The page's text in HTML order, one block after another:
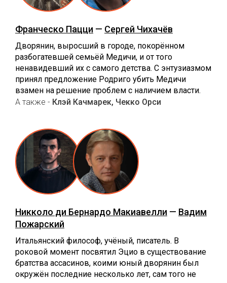
Франческо Пацци — Сергей Чихачёв
Дворянин, выросший в городе, покорённом
разбогатевшей семьёй Медичи, и от того
ненавидевший их с самого детства. С энтузиазмом
принял предложение Родриго убить Медичи
взамен на решение проблем с наличием власти.
А также - Клэй Качмарек, Чекко Орси
Никколо ди Бернардо Макиавелли — Вадим
Пожарский
Итальянский философ, учёный, писатель. В
роковой момент посвятил Эцио в существование
братства ассасинов, коими юный дворянин был
окружён последние несколько лет, сам того не